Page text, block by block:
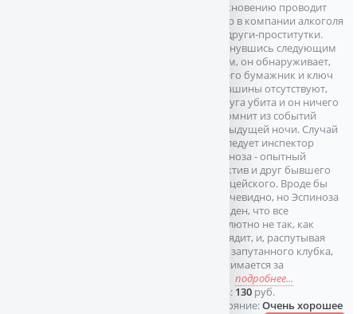
обыкновению проводит
вечер в компании алкоголя
и подруги-проститутки.
Проснувшись следующим
утром, он обнаруживает,
что его бумажник и ключ
от машины отсутствуют,
подруга убита и он ничего
не помнит из событий
предыдущей ночи. Случай
расследует инспектор
Эспиноза - опытный
детектив и друг бывшего
полицейского. Вроде бы
все очевидно, но Эспиноза
убежден, что все
абсолютно не так, как
выглядит, и, распутывая
нити запутанного клубка,
принимается за
дело. подробнее...
Цена: 130руб.
Состояние:Очень хорошее